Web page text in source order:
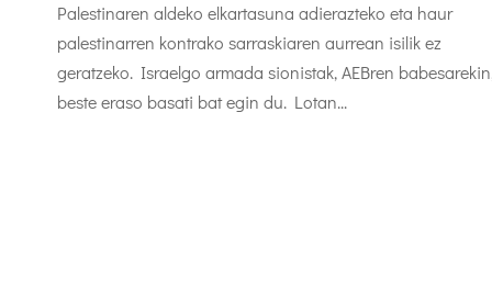
Palestinaren aldeko elkartasuna adierazteko eta haur
palestinarren kontrako sarraskiaren aurrean isilik ez
geratzeko. Israelgo armada sionistak, AEBren
beste eraso basati bat egin du. Lotan...